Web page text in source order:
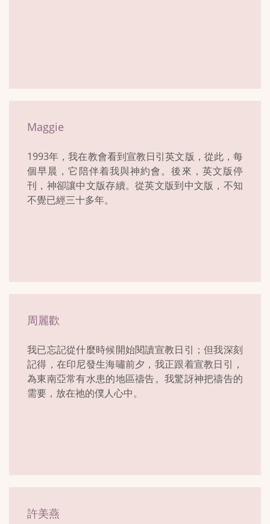
Maggie
1993年，我在教會看到宣教日引英文版，從此，每
個早晨，它陪伴着我與神約會。後來，英文版停
刊，神卻讓中文版存續。從英文版到中文版，不知
不覺已經三十多年。
周麗歡
我已忘記從什麼時候開始閱讀宣教日引；但我深刻
記得，在印尼發生海嘯前夕，我正跟着宣教日引，
為東南亞常有水患的地區禱告。我驚訝神把禱告的
需要，放在祂的僕人心中。
許美燕